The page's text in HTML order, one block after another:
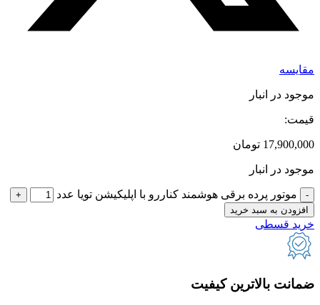
مقایسه
موجود در انبار
قیمت:
17,900,000 تومان
موجود در انبار
موتور پرده برقی هوشمند کناررو با اپلیکیشن تویا عدد
افزودن به سبد خرید
خرید قسطی
ضمانت بالاترین کیفیت